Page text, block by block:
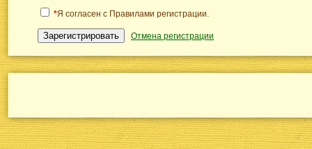
*Я согласен с Правилами регистрации.
Зарегистрировать Отмена регистрации